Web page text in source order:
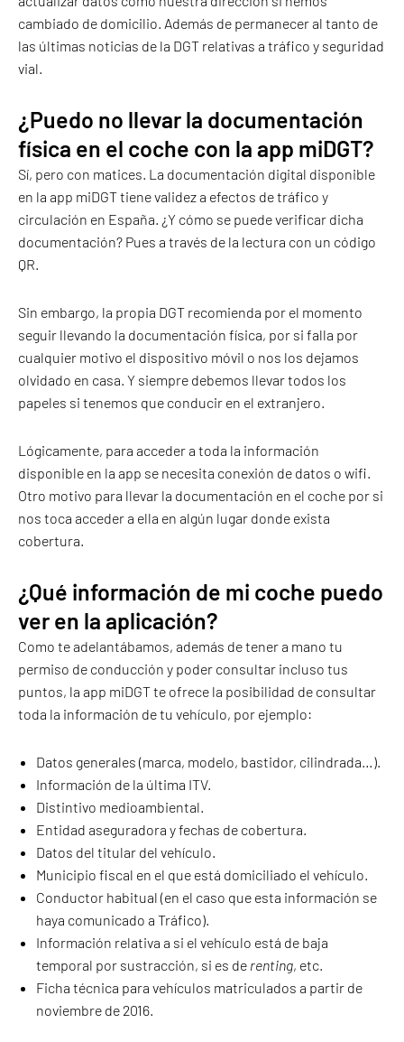
cambiado de domicilio. Además de permanecer al tanto de
las últimas noticias de la DGT relativas a tráfico y seguridad
vial.
¿Puedo no llevar la documentación
física en el coche con la app miDGT?
Sí, pero con matices. La documentación digital disponible
en la app miDGT tiene validez a efectos de tráfico y
circulación en España. ¿Y cómo se puede verificar dicha
documentación? Pues a través de la lectura con un código
QR.
Sin embargo, la propia DGT recomienda por el momento
seguir llevando la documentación física, por si falla por
cualquier motivo el dispositivo móvil o nos los dejamos
olvidado en casa. Y siempre debemos llevar todos los
papeles si tenemos que conducir en el extranjero.
Lógicamente, para acceder a toda la información
disponible en la app se necesita conexión de datos o wifi.
Otro motivo para llevar la documentación en el coche por si
nos toca acceder a ella en algún lugar donde exista
cobertura.
¿Qué información de mi coche puedo
ver en la aplicación?
Como te adelantábamos, además de tener a mano tu
permiso de conducción y poder consultar incluso tus
puntos, la app miDGT te ofrece la posibilidad de consultar
toda la información de tu vehículo, por ejemplo:
Datos generales (marca, modelo, bastidor, cilindrada…).
Información de la última ITV.
Distintivo medioambiental.
Entidad aseguradora y fechas de cobertura.
Datos del titular del vehículo.
Municipio fiscal en el que está domiciliado el vehículo.
Conductor habitual (en el caso que esta información se
haya comunicado a Tráfico).
Información relativa a si el vehículo está de baja
temporal por sustracción, si es de renting, etc.
Ficha técnica para vehículos matriculados a partir de
noviembre de 2016.